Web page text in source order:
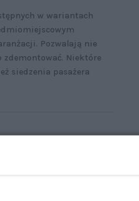
w wariantach
Pozwalają nie
zdemontować. Niektóre
siedzenia pasażera